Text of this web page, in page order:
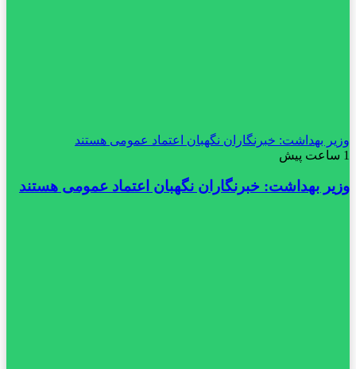
وزیر بهداشت: خبرنگاران نگهبان اعتماد عمومی هستند
1 ساعت پیش
وزیر بهداشت: خبرنگاران نگهبان اعتماد عمومی هستند